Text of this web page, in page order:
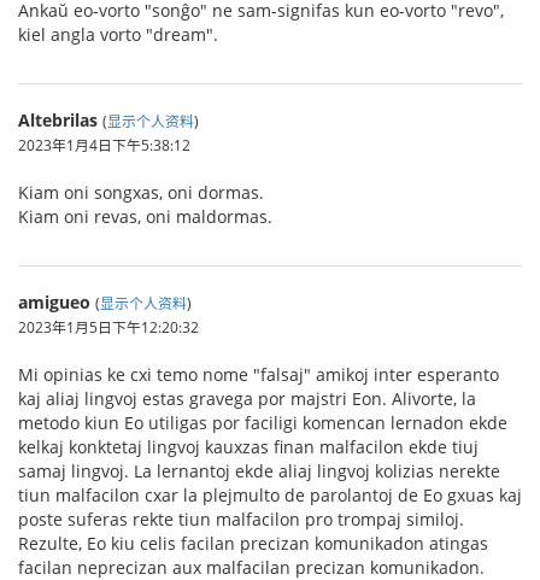
Ankaŭ eo-vorto "sonĝo" ne sam-signifas kun eo-vorto "revo",
kiel angla vorto "dream".
Altebrilas (显示个人资料)
2023年1月4日下午5:38:12
Kiam oni songxas, oni dormas.
Kiam oni revas, oni maldormas.
amigueo (显示个人资料)
2023年1月5日下午12:20:32
Mi opinias ke cxi temo nome "falsaj" amikoj inter esperanto
kaj aliaj lingvoj estas gravega por majstri Eon. Alivorte, la
metodo kiun Eo utiligas por faciligi komencan lernadon ekde
kelkaj konktetaj lingvoj kauxzas finan malfacilon ekde tiuj
samaj lingvoj. La lernantoj ekde aliaj lingvoj kolizias nerekte
tiun malfacilon cxar la plejmulto de parolantoj de Eo gxuas kaj
poste suferas rekte tiun malfacilon pro trompaj similoj.
Rezulte, Eo kiu celis facilan precizan komunikadon atingas
facilan neprecizan aux malfacilan precizan komunikadon.